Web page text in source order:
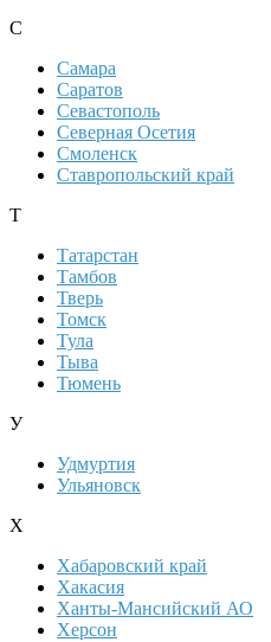
С
Самара
Саратов
Севастополь
Северная Осетия
Смоленск
Ставропольский край
Т
Татарстан
Тамбов
Тверь
Томск
Тула
Тыва
Тюмень
У
Удмуртия
Ульяновск
Х
Хабаровский край
Хакасия
Ханты-Мансийский АО
Херсон